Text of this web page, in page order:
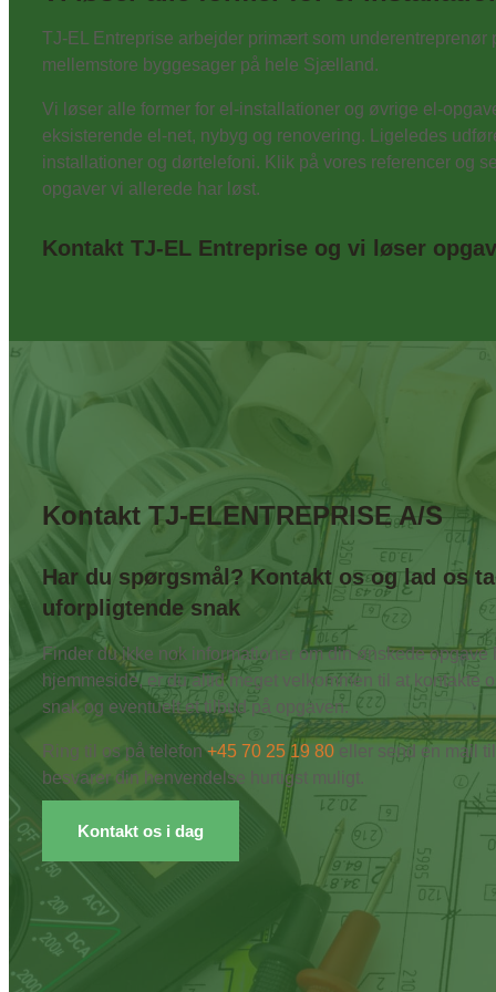
TJ-EL Entreprise arbejder primært som underentreprenør
mellemstore byggesager på hele Sjælland.
Vi løser alle former for el-installationer og øvrige el-
eksisterende el-net, nybyg og renovering. Ligeledes
installationer og dørtelefoni. Klik på vores referencer og
opgaver vi allerede har løst.
Kontakt TJ-EL Entreprise og vi løser
Kontakt TJ-ELENTREPRISE A/S
Har du spørgsmål? Kontakt os og lad os
uforpligtende snak
Finder du ikke nok informationer om din ønskede opgave
hjemmeside, er du altid meget velkommen til at kontakte
snak og eventuelt et tilbud på opgaven.
Ring til os på telefon+45 70 25 19 80 eller send en mail til
besvarer din henvendelse hurtigst muligt.
Kontakt os i dag